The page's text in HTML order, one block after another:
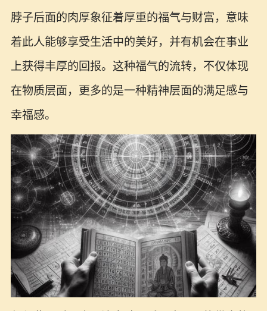
脖子后面的肉厚象征着厚重的福气与财富，意味
着此人能够享受生活中的美好，并有机会在事业
上获得丰厚的回报。这种福气的流转，不仅体现
在物质层面，更多的是一种精神层面的满足感与
幸福感。